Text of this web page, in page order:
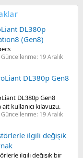
amblem
DL380p
(Gen8)
Güncellenme: 19 Aralık
amblem
DL380p Gen8
DL380p Gen8
kullanıcı kılavuzu.
Güncellenme: 19 Aralık
amblemilgili değişik
ilgili değişik bir